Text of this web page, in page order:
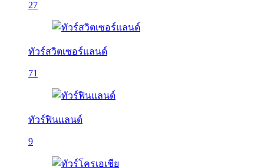
27
ทัวร์สวิตเซอร์แลนด์
71
ทัวร์ฟินแลนด์
9